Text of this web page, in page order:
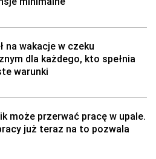
na wakacje w czeku
dla każdego, kto spełnia
warunki
może przerwać pracę w upale.
już teraz na to pozwala